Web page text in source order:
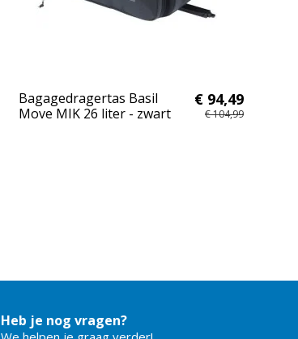
Bagagedragertas Basil
Move MIK 26 liter - zwart
€ 94,49
€ 104,99
Heb je nog vragen?